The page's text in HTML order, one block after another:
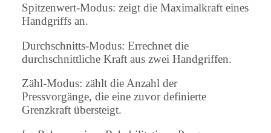
Spitzenwert-Modus: zeigt die Maximalkraft eines
Handgriffs an.
Durchschnitts-Modus: Errechnet die
durchschnittliche Kraft aus zwei Handgriffen.
Zähl-Modus: zählt die Anzahl der
Pressvorgänge, die eine zuvor definierte
Grenzkraft übersteigt.